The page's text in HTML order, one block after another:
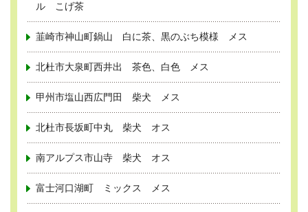
ル こげ茶
韮崎市神山町鍋山 白に茶、黒のぶち模様 メス
北杜市大泉町西井出 茶色、白色 メス
甲州市塩山西広門田 柴犬 メス
北杜市長坂町中丸 柴犬 オス
南アルプス市山寺 柴犬 オス
富士河口湖町 ミックス メス